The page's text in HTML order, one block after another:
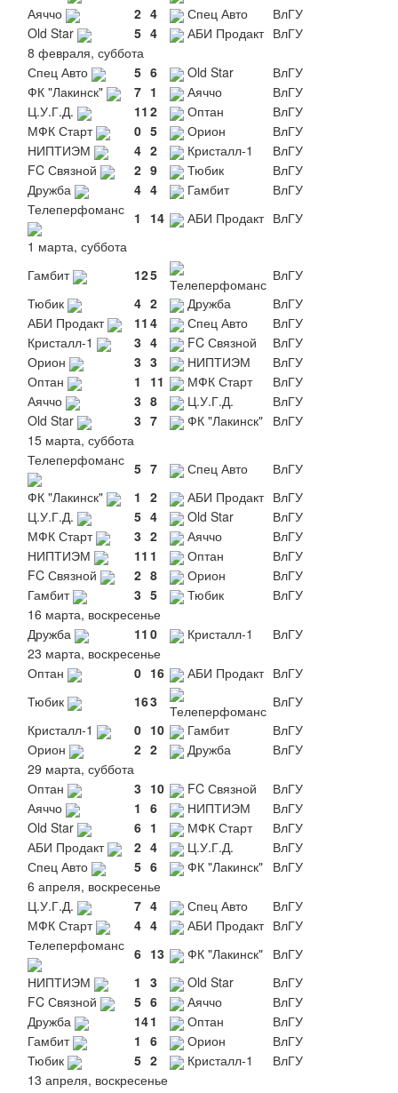
Аяччо
2 4 Спец Авто
ВлГУ
Old Star
5 4 АБИ Продакт ВлГУ
8 февраля, суббота
Спец Авто
5 6 Old Star
ВлГУ
ФК "Лакинск"
7 1 Аяччо
ВлГУ
Ц.У.Г.Д.
11 2 Оптан
ВлГУ
МФК Старт
0 5 Орион
ВлГУ
НИПТИЭМ
4 2 Кристалл-1
ВлГУ
FC Связной
2 9 Тюбик
ВлГУ
Дружба
4 4 Гамбит
ВлГУ
Телеперфоманс 1 14 АБИ Продакт ВлГУ
1 марта, суббота
Гамбит
125
Телеперфоманс
ВлГУ
Тюбик
4 2 Дружба
ВлГУ
АБИ Продакт
11 4 Спец Авто
ВлГУ
Кристалл-1
3 4 FC Связной
ВлГУ
Орион
3 3 НИПТИЭМ
ВлГУ
Оптан
1 11 МФК Старт
ВлГУ
Аяччо
3 8 Ц.У.Г.Д.
ВлГУ
Old Star
3 7 ФК "Лакинск" ВлГУ
15 марта, суббота
Телеперфоманс 5 7 Спец Авто
ВлГУ
ФК "Лакинск"
1 2 АБИ Продакт ВлГУ
Ц.У.Г.Д.
5 4 Old Star
ВлГУ
МФК Старт
3 2 Аяччо
ВлГУ
НИПТИЭМ
11 1 Оптан
ВлГУ
FC Связной
2 8 Орион
ВлГУ
Гамбит
3 5 Тюбик
ВлГУ
16 марта, воскресенье
Дружба
11 0 Кристалл-1
ВлГУ
23 марта, воскресенье
Оптан
0 16 АБИ Продакт ВлГУ
Тюбик
163
Телеперфоманс
ВлГУ
Кристалл-1
0 10 Гамбит
ВлГУ
Орион
2 2 Дружба
ВлГУ
29 марта, суббота
Оптан
3 10 FC Связной
ВлГУ
Аяччо
1 6 НИПТИЭМ
ВлГУ
Old Star
6 1 МФК Старт
ВлГУ
АБИ Продакт
2 4 Ц.У.Г.Д.
ВлГУ
Спец Авто
5 6 ФК "Лакинск" ВлГУ
6 апреля, воскресенье
Ц.У.Г.Д.
7 4 Спец Авто
ВлГУ
МФК Старт
4 4 АБИ Продакт ВлГУ
Телеперфоманс 6 13 ФК "Лакинск" ВлГУ
НИПТИЭМ
1 3 Old Star
ВлГУ
FC Связной
5 6 Аяччо
ВлГУ
Дружба
141 Оптан
ВлГУ
Гамбит
1 6 Орион
ВлГУ
Тюбик
5 2 Кристалл-1
ВлГУ
13 апреля, воскресенье